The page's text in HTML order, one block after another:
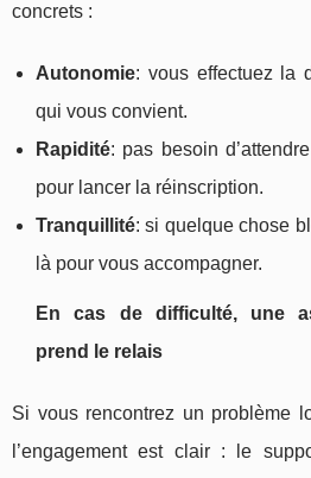
concrets :
Autonomie: vous effectuez la
qui vous convient.
Rapidité: pas besoin
pour lancer la réinscription.
Tranquillité: si quelque chose
là pour vous accompagner.
En cas de difficulté, une
prend le relais
Si vous rencontrez un problème
l’engagement est clair : le